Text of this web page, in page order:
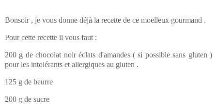
Bonsoir , je vous donne déjà la recette de ce moelleux gourmand .
Pour cette recette il vous faut :
200 g de chocolat noir éclats d'amandes ( si possible sans gluten )
pour les intolérants et allergiques au gluten .
125 g de beurre
200 g de sucre